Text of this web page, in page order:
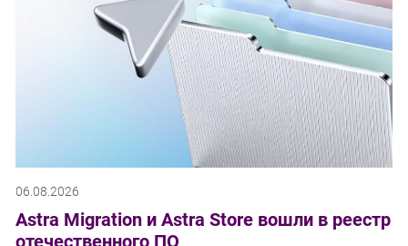
06.08.2026
Astra Migration и Astra Store вошли в реестр
отечественного ПО